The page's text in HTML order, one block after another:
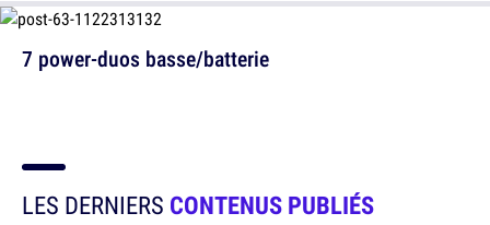
7 power-duos basse/batterie
LES DERNIERS CONTENUS PUBLIÉS